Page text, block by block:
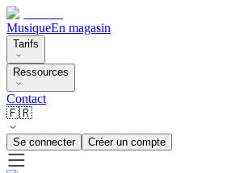
MusiqueEn magasin
Tarifs
Ressources
Contact
🇫🇷
Se connecter Créer un compte